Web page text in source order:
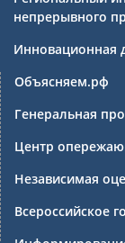
непрерывного
Инновационная
Объясняем.рф
Генеральная
Центр
Независимая
Всероссийское